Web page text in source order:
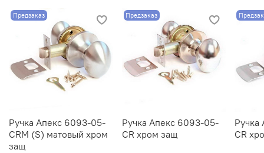
Предзаказ
Ручка Апекс 6093-05-
CRM (S) матовый хром
защ
Предзаказ
Ручка Апекс 6093-05-
CR хром защ
Ручка
CR